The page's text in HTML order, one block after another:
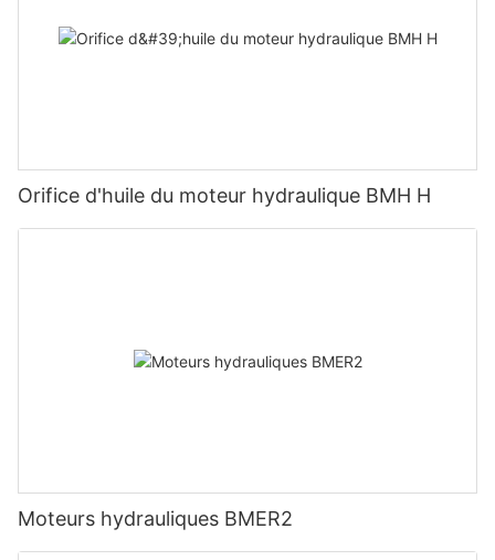
Orifice d'huile du moteur hydraulique BMH H
Moteurs hydrauliques BMER2